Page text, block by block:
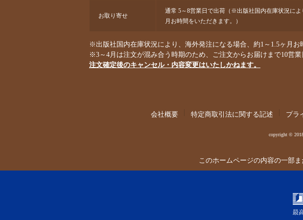
お取り寄せ
通常 5～8営業日で出荷（※出版社国内在庫状況によ
月お時間をいただきます。）
※出版社国内在庫状況により、海外発注になる場合、約1～1.5ヶ月お
※3～4月は注文が混み合う時期のため、ご注文からお届けまで10営業
注文確定後のキャンセル・内容変更はいたしかねます。
会社概要 特定商取引法に関する記述 プラ
copyright ©
このホームページの内容の一部